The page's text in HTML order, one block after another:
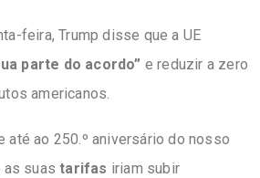
feira, Trump disse que a UE
parte do acordo” e reduzir a zero
americanos.
até ao 250.º aniversário do nosso
as suastarifas iriam subir